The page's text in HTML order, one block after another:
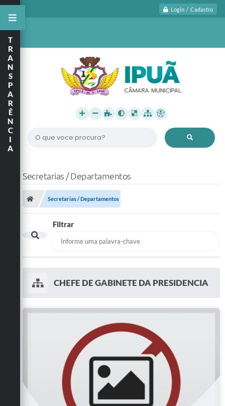
Login / Cadastro
O que voce procura?
T
R
A
N
S
P
A
R
Ê
N
C
I
A
Secretarias / Departamentos
Secretarias / Departamentos
Filtrar
CHEFE DE GABINETE DA PRESIDENCIA